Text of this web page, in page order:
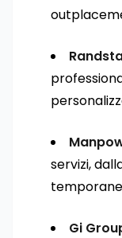
servizi,
Gi